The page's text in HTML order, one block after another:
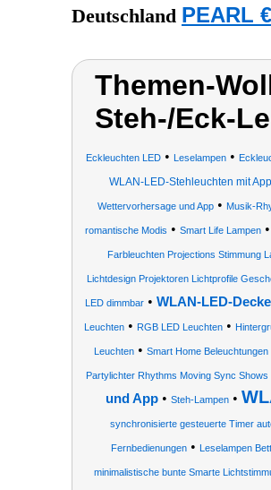
Deutschland PEARL
Themen-
Steh-/Eck-
Eckleuchten LED• Leselampen•
WLAN-LED-Stehleuchten mit
Wettervorhersage und App • Musik-
romantische Modis • Smart Life Lampen
Farbleuchten Projections Stimmung
Lichtdesign Projektoren Lichtprofile
LED dimmbar• WLAN-LED-
Leuchten• RGB LED Leuchten•
Leuchten• Smart Home Beleuchtungen
Partylichter Rhythms Moving Sync
und App• Steh-Lampen•
synchronisierte gesteuerte Timer
Fernbedienungen • Leselampen Bett
minimalistische bunte Smarte